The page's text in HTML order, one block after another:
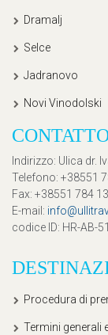
Dramalj
Selce
Jadranovo
Novi Vinodolski
Indirizzo: Ulica dr.
Telefono: +38551
Fax: +38551 784
E-mail :
codice ID: HR-AB-
Procedura di
Termini generali